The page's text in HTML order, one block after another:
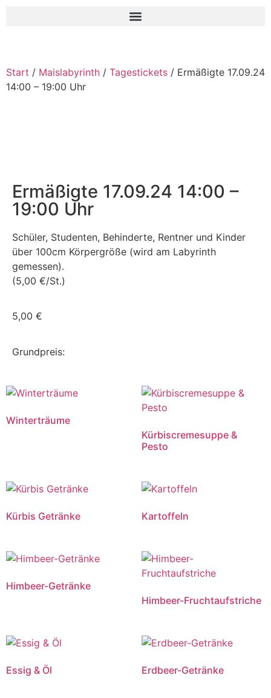
Start / Maislabyrinth / Tagestickets / Ermäßigte 17.09.24
14:00 – 19:00 Uhr
Ermäßigte 17.09.24 14:00 –
19:00 Uhr
Schüler, Studenten, Behinderte, Rentner und Kinder
über 100cm Körpergröße (wird am Labyrinth
gemessen).
(5,00 €/St.)
5,00 €
Grundpreis:
Winterträume
Kürbiscremesuppe &
Pesto
Kürbis Getränke Kartoffeln
Himbeer-Getränke
Himbeer-Fruchtaufstriche
Essig & Öl Erdbeer-Getränke